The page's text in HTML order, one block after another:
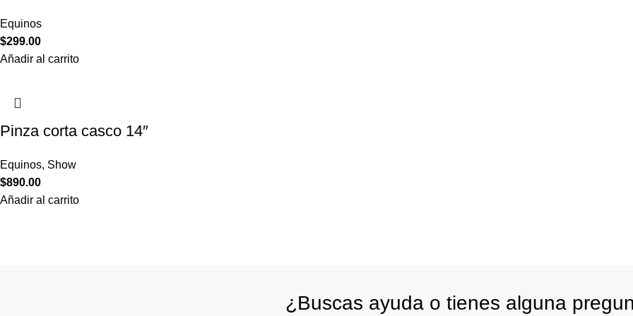
Equinos
$299.00
Añadir al carrito
Pinza corta casco 14″
Equinos, Show
$890.00
Añadir al carrito
¿Buscas ayuda o tienes alguna